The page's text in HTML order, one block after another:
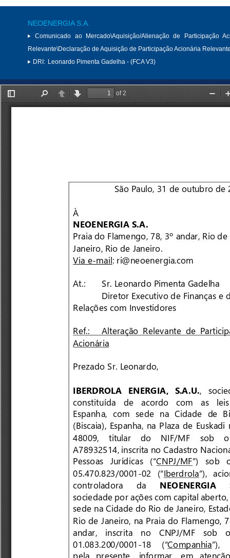
NEOENERGIA S.A.
Comunicado ao Mercado\Aquisição/Alienação de Participação
Relevante\Declaração de Aquisição de Participação Acionária
DRI: Leonardo Pimenta Gadelha - (FCA V3)